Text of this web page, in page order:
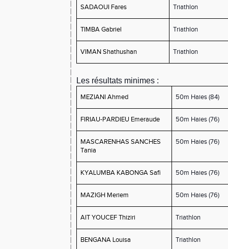
SADAOUI Fares Triathlon
TIMBA Gabriel Triathlon
VIMAN Shathushan Triathlon
Les résultats minimes :
MEZIANI Ahmed 50m Haies (84)
FIRIAU-PARDIEU Emeraude 50m Haies (76)
MASCARENHAS SANCHES
Tania
50m Haies (76)
KYALUMBA KABONGA Safi 50m Haies (76)
MAZIGH Meriem 50m Haies (76)
AIT YOUCEF Thiziri Triathlon
BENGANA Louisa Triathlon